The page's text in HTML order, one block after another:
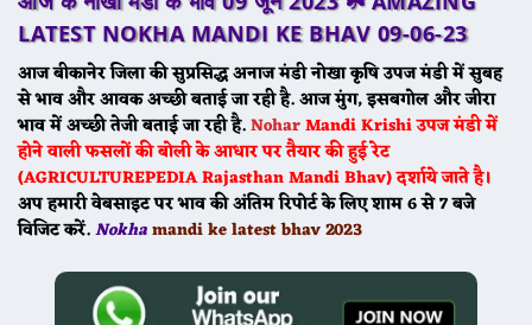
LATEST NOKHA MANDI KE BHAV 09-06-23
आज बीकानेर जिला की सुप्रसिद्ध अनाज मंडी नोखा कृषि उपज मंडी में सुबह
से भाव और आवक अच्छी बताई जा रही है. आज मुंग, इसबगोल और जीरा
भाव में अच्छी तेजी बताई जा रही है.NoharMandiKrishi उपज मंडी में
होने वाली फसलों की बोली के आधार पर तैयार की हुई रेट
(AGRICULTUREPEDIA Rajasthan Mandi Bhav) दर्शाये जाते है।
अप हमारी वेबसाइट पर भाव की अंतिम रिपोर्ट के लिए शाम 6 से 7 बजे
विजिट करें.Nokhamandi ke latest bhav 2023